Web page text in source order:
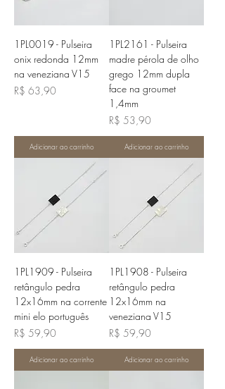
1PL0019 - Pulseira
onix redonda 12mm
na veneziana V15
Preço
R$ 63,90
Adicionar ao carrinho
1PL2161 - Pulseira
madre pérola de olho
grego 12mm dupla
face na groumet
1,4mm
Preço
R$ 53,90
Adicionar ao carrinho
1PL1909 - Pulseira
retângulo pedra
12x16mm na corrente
mini elo português
Preço
R$ 59,90
Adicionar ao carrinho
1PL1908 - Pulseira
retângulo pedra
12x16mm na
veneziana V15
Preço
R$ 59,90
Adicionar ao carrinho